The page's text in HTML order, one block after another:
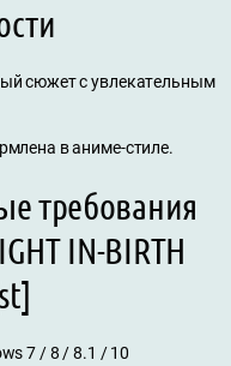
сюжет с увлекательным
в аниме-стиле.
требования
IN-BIRTH
7 / 8 / 8.1 / 10